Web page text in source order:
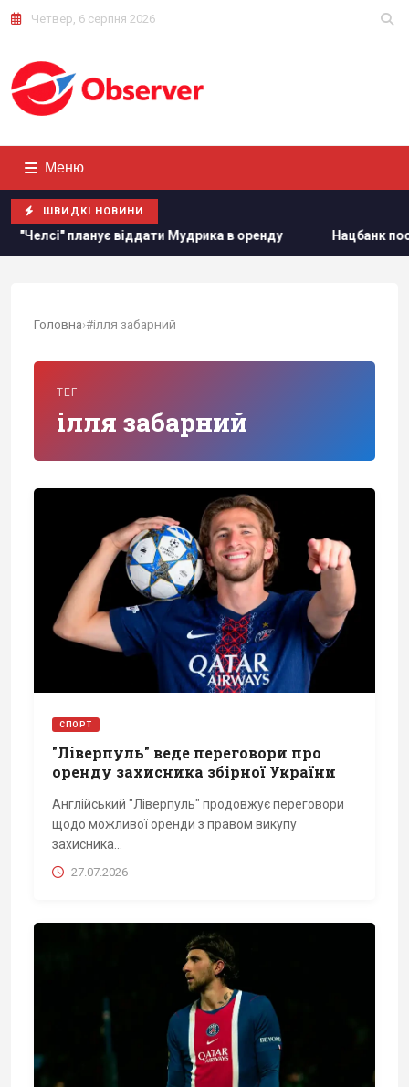
Четвер, 6 серпня 2026
Меню
ШВИДКІ НОВИНИ
віддати Мудрика в оренду Нацбанк послабив
Головна›#ілля забарний
ТЕГ
ілля забарний
СПОРТ
"Ліверпуль" веде переговори про
оренду захисника збірної України
Англійський "Ліверпуль" продовжує переговори
щодо можливої оренди з правом викупу
захисника...
27.07.2026